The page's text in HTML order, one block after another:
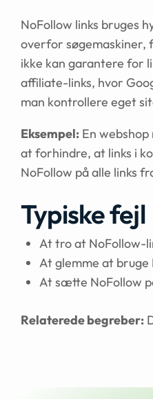
NoFollow links bruges
overfor søgemaskiner,
ikke kan garantere for
affiliate-links, hvor
man kontrollere eget
Eksempel: En
at forhindre, at links i
NoFollow på alle links
Typiske fejl
At tro at NoFollow-
At glemme at bruge
At sætte NoFollow
Relaterede begreber: